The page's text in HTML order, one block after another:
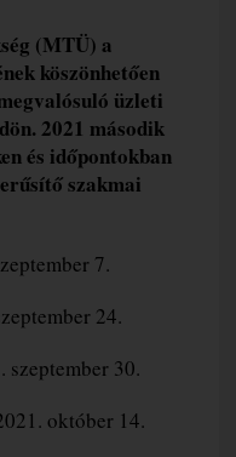
(MTÜ) a
köszönhetően
üzleti
2021 második
és időpontokban
szakmai
7.
24.
szeptember 30.
október 14.